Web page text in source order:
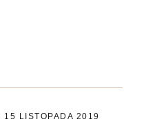
15 LISTOPADA 2019